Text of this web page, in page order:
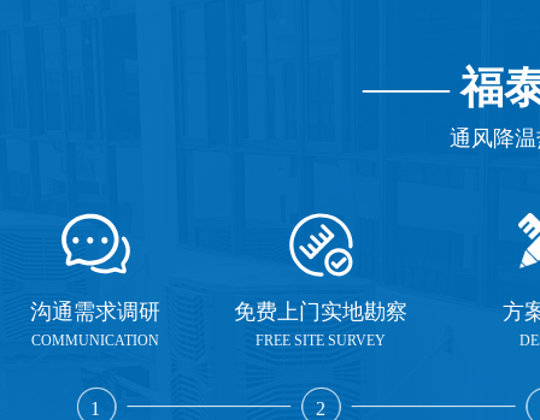
——福
通风降
沟通需求调研
COMMUNICATION
1
免费上门实地勘察
FREE SITE SURVEY
2
方